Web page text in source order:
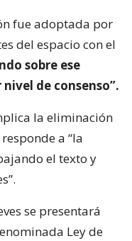
fue adoptada por
del espacio con el
sobre ese
de consenso”.
la eliminación
a “la
el texto y
se presentará
Ley de